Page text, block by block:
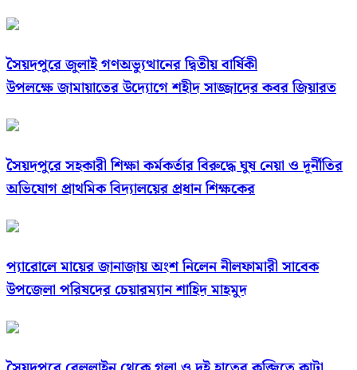
সৈয়দপুরে জুলাই গণঅভ্যুত্থানের দ্বিতীয় বার্ষিকী
উপলক্ষে জামায়াতের উদ্যোগে শহীদ সাজ্জাদের কবর জিয়ারত
সৈয়দপুরে সহকারী শিক্ষা কর্মকর্তার বিরুদ্ধে ঘুষ নেয়া ও দূর্নীতির
অভিযোগ প্রাথমিক বিদ্যালয়ের প্রধান শিক্ষকের
প্যারোলে মায়ের জানাজায় অংশ নিলেন নীলফামারী সাবেক
উপজেলা পরিষদের চেয়ারম্যান শাহিদ মাহমুদ